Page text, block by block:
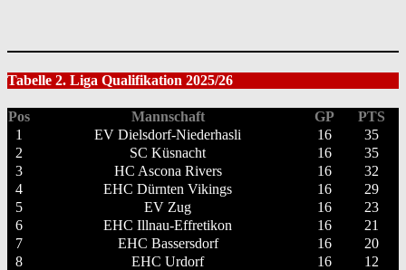
Tabelle 2. Liga Qualifikation 2025/26
Pos Mannschaft GP
PTS
1
EV Dielsdorf-Niederhasli 16
35
2
SC Küsnacht 16
35
3
HC Ascona Rivers 16
32
4
EHC Dürnten Vikings 16
29
5
EV Zug 16
23
6
EHC Illnau-Effretikon 16
21
7
EHC Bassersdorf 16
20
8
EHC Urdorf 16
12